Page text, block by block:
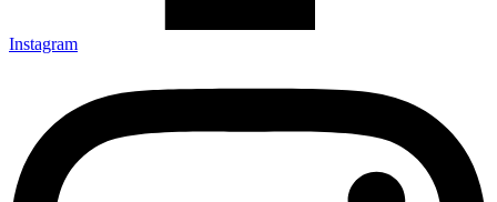
Instagram